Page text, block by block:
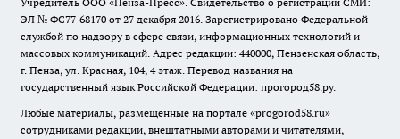
ЭЛ № ФС77-68170 от 27 декабря 2016. Зарегистрировано Федеральной
службой по надзору в сфере связи, информационных технологий и
массовых коммуникаций. Адрес редакции: 440000, Пензенская область,
г. Пенза, ул. Красная, 104, 4 этаж. Перевод названия на
государственный язык Российской Федерации: прогород58.ру.
Любые материалы, размещенные на портале «progorod58.ru»
сотрудниками редакции, внештатными авторами и читателями,